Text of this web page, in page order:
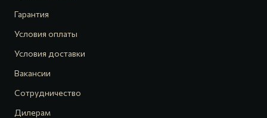
Гарантия
Условия оплаты
Условия доставки
Вакансии
Сотрудничество
Дилерам